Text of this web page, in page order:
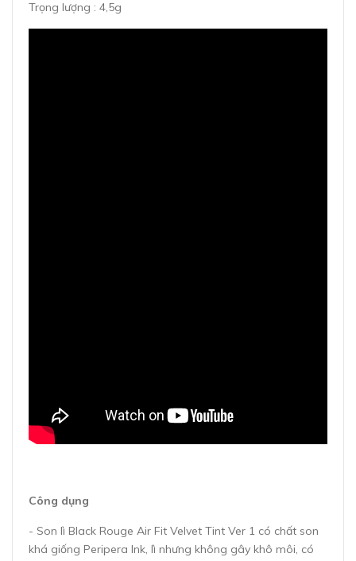
Trọng lượng : 4,5g
Công dụng
- Son lì Black Rouge Air Fit Velvet Tint Ver 1 có chất son
khá giống Peripera Ink, lì nhưng không gây khô môi, có